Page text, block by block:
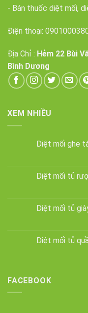
- Bán thuốc diệt mối,
Điện thoại:
Địa Chỉ : Hẻm 22 Bùi
Bình Dương
XEM NHIỀU
Diệt mối ghe
Diệt mối tủ
Diệt mối tủ
Diệt mối tủ
FACEBOOK